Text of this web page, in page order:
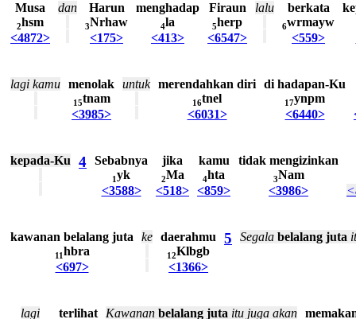
Musa
2hsm
<4872>
dan Harun
3Nrhaw
<175>
menghadap
4la
<413>
Firaun
5herp
<6547>
lalu berkata
6wrmayw
<559>
lagi kamu menolak
15tnam
<3985>
untuk merendahkan diri
16tnel
<6031>
di hadapan-Ku
17ynpm
<6440>
kepada-Ku 4 Sebabnya
1yk
<3588>
jika
2Ma
<518>
kamu
4hta
<859>
tidak mengizinkan
3Nam
<3986>
kawanan belalang juta
11hbra
<697>
ke daerahmu
12Klbgb
<1366>
5 Segala belalang juta
lagi terlihat Kawanan belalang juta itu juga akan